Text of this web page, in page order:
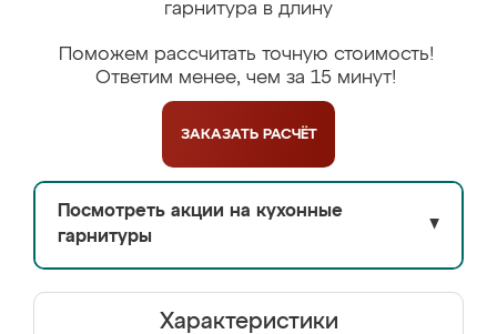
гарнитура в длину
Поможем рассчитать точную стоимость!
Ответим менее, чем за 15 минут!
ЗАКАЗАТЬ РАСЧЁТ
Посмотреть акции на кухонные
гарнитуры
▼
Характеристики